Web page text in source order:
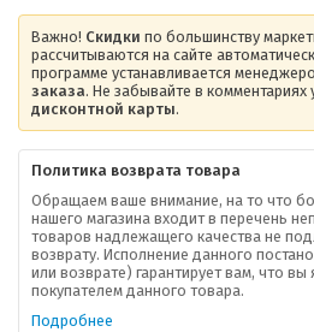
Важно! Скидки по большинству
рассчитываются на сайте
программе устанавливается
заказа. Не забывайте в комментариях
дисконтной карты.
Политика возврата товара
Обращаем ваше внимание, на то что
нашего магазина входит в перечень
товаров надлежащего качества не
возврату. Исполнение данного
или возврате) гарантирует вам, что
покупателем данного товара.
Подробнее
О компании
Ваша скидка